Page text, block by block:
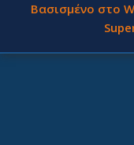
Βασισμένο στο